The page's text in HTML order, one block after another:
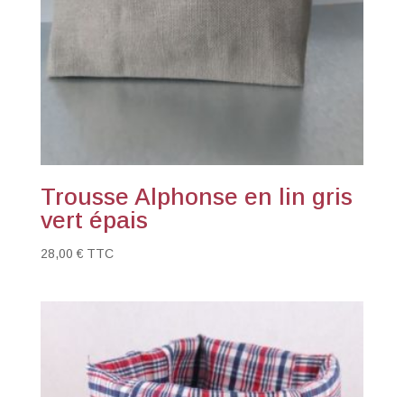
Trousse Alphonse en lin gris
vert épais
28,00€ TTC